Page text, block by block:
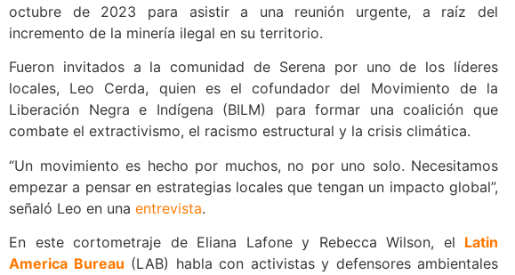
octubre de 2023 para asistir a una reunión urgente, a raíz del
incremento de la minería ilegal en su territorio.
Fueron invitados a la comunidad de Serena por uno de los líderes
locales, Leo Cerda, quien es el cofundador del Movimiento de la
Liberación Negra e Indígena (BILM) para formar una coalición que
combate el extractivismo, el racismo estructural y la crisis climática.
“Un movimiento es hecho por muchos, no por uno solo. Necesitamos
empezar a pensar en estrategias locales que tengan un impacto global”,
señaló Leo en una entrevista.
En este cortometraje de Eliana Lafone y Rebecca Wilson, el Latin
America Bureau (LAB) habla con activistas y defensores ambientales